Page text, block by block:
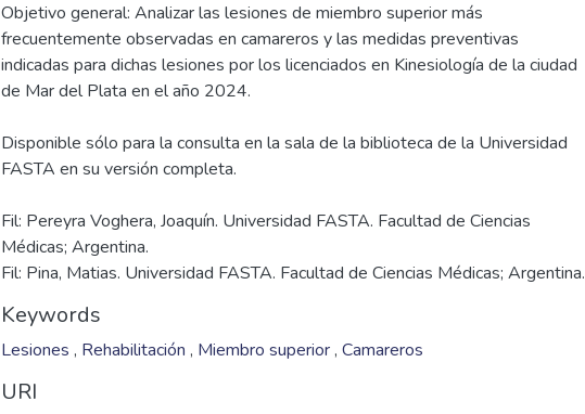
Objetivo general: Analizar las lesiones de miembro superior más
frecuentemente observadas en camareros y las medidas preventivas
indicadas para dichas lesiones por los licenciados en Kinesiología de la ciudad
Disponible sólo para la consulta en la sala de la biblioteca de la Universidad
Fil: Pereyra Voghera, Joaquín. Universidad FASTA. Facultad de Ciencias
Médicas; Argentina.
Fil: Pina, Matias. Universidad FASTA. Facultad de Ciencias Médicas; Argentina.
Keywords
Lesiones , Rehabilitación , Miembro superior, Camareros
URI